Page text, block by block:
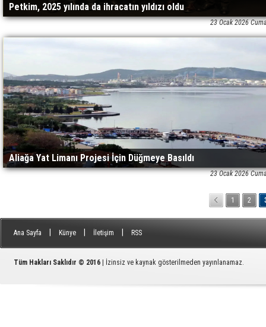
Petkim, 2025 yılında da ihracatın yıldızı oldu
23 Ocak 2026
Aliağa Yat Limanı Projesi İçin Düğmeye Basıldı
23 Ocak 2026
1 2
Ana Sayfa Künye İletişim RSS
Tüm Hakları Saklıdır © 2016 | İzinsiz ve kaynak gösterilmeden yayınlanamaz.